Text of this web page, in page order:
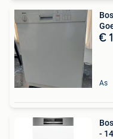
€
As
-